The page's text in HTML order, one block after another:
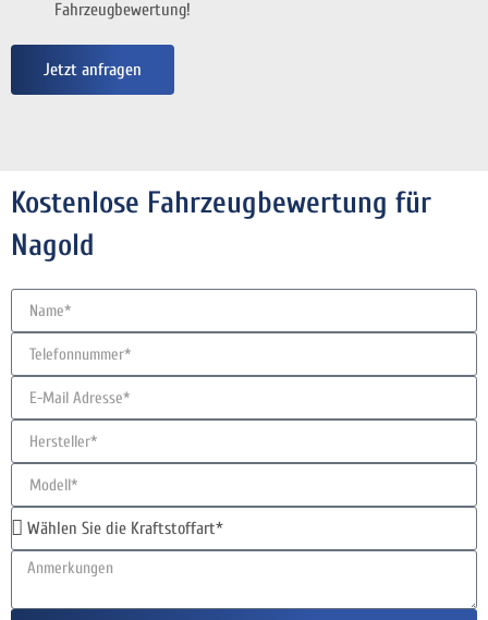
Fahrzeugbewertung!
Jetzt anfragen
Kostenlose Fahrzeugbewertung für
Nagold